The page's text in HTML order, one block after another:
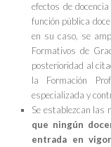
efectos de
función pública
en su caso, se
Formativos de
posterioridad al
la Formación
especializada y
Se establezcan las
que ningún
entrada en